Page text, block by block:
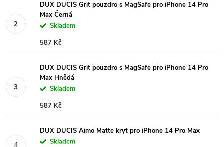
DUX DUCIS Grit pouzdro s MagSafe pro iPhone 14 Pro
Max Černá
Skladem
587 Kč
DUX DUCIS Grit pouzdro s MagSafe pro iPhone 14 Pro
Max Hnědá
Skladem
587 Kč
DUX DUCIS Aimo Matte kryt pro iPhone 14 Pro Max
Skladem